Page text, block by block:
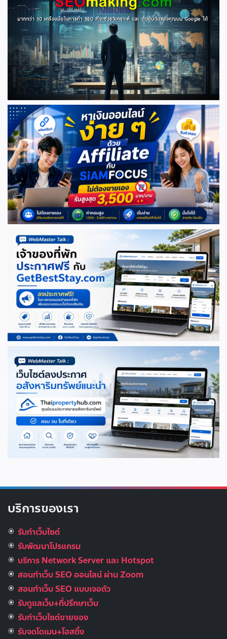
บริการของเรา
รับทำเว็บไซต์
รับพัฒนาโปรแกรม
บริการ Network Server และ Hotspot
สอนทำเว็บ SEO ออนไลน์ ผ่าน Zoom
สอนทำเว็บ SEO แบบเจอตัว
รับดูแลเว็บ+ที่ปรึกษาเว็บ
รับทําเว็บไซต์ขายของ
รับจดโดเมน+โฮสติ้ง